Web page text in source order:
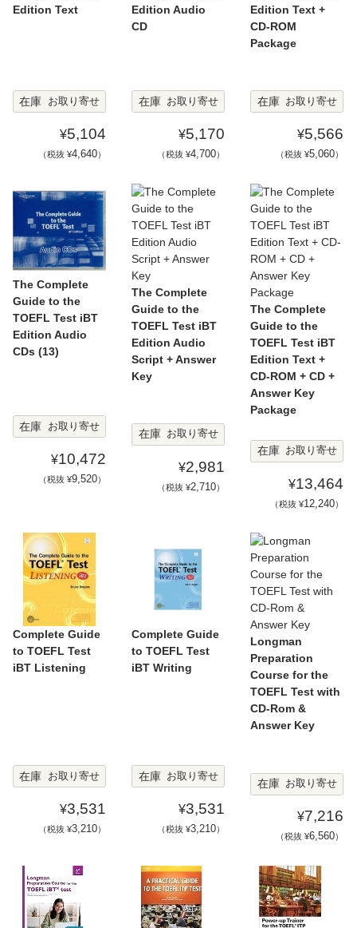
Edition Text
在庫 お取り寄せ
¥5,104
（税抜 ¥4,640）
Edition Audio
CD
在庫 お取り寄せ
¥5,170
（税抜 ¥4,700）
Edition Text +
CD-ROM
Package
在庫 お取り寄せ
¥5,566
（税抜 ¥5,060）
The Complete
Guide to the
TOEFL Test iBT
Edition Audio
CDs (13)
在庫 お取り寄せ
¥10,472
（税抜 ¥9,520）
The Complete
Guide to the
TOEFL Test iBT
Edition Audio
Script + Answer
Key
在庫 お取り寄せ
¥2,981
（税抜 ¥2,710）
The Complete
Guide to the
TOEFL Test iBT
Edition Text +
CD-ROM + CD +
Answer Key
Package
在庫 お取り寄せ
¥13,464
（税抜 ¥12,240）
Complete Guide
to TOEFL Test
iBT Listening
在庫 お取り寄せ
¥3,531
（税抜 ¥3,210）
Complete Guide
to TOEFL Test
iBT Writing
在庫 お取り寄せ
¥3,531
（税抜 ¥3,210）
Longman
Preparation
Course for the
TOEFL Test with
CD-Rom &
Answer Key
在庫 お取り寄せ
¥7,216
（税抜 ¥6,560）